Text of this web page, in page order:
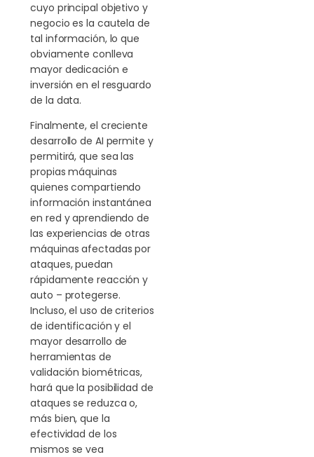
cuyo principal objetivo y
negocio es la cautela de
tal información, lo que
obviamente conlleva
mayor dedicación e
inversión en el resguardo
de la data.
Finalmente, el creciente
desarrollo de AI permite y
permitirá, que sea las
propias máquinas
quienes compartiendo
información instantánea
en red y aprendiendo de
las experiencias de otras
máquinas afectadas por
ataques, puedan
rápidamente reacción y
auto – protegerse.
Incluso, el uso de criterios
de identificación y el
mayor desarrollo de
herramientas de
validación biométricas,
hará que la posibilidad de
ataques se reduzca o,
más bien, que la
efectividad de los
mismos se vea